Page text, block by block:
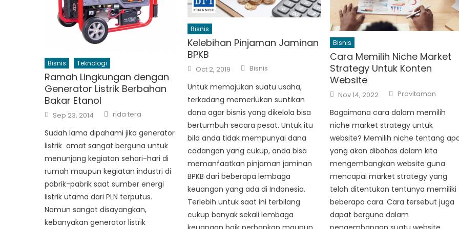
Bisnis Teknologi
Ramah Lingkungan dengan
Generator Listrik Berbahan
Bakar Etanol
Posted
on
Sep 23, 2014 Author
rida tera
Sudah lama dipahami jika generator
listrik amat sangat berguna untuk
menunjang kegiatan sehari-hari di
rumah maupun kegiatan industri di
pabrik-pabrik saat sumber energi
listrik utama dari PLN terputus.
Namun sangat disayangkan,
kebanyakan generator listrik
Bisnis
Kelebihan Pinjaman Jaminan
BPKB
Posted
on
Oct 2, 2019 Author
Bisnis
Untuk memajukan suatu usaha,
terkadang memerlukan suntikan
dana agar bisnis yang dikelola bisa
bertumbuh secara pesat. Untuk itu
bila anda tidak mempunyai dana
cadangan yang cukup, anda bisa
memanfaatkan pinjaman jaminan
BPKB dari beberapa lembaga
keuangan yang ada di Indonesia.
Terlebih untuk saat ini terbilang
cukup banyak sekali lembaga
Bisnis
Cara Memilih Niche Market
Strategy Untuk Konten
Website
Posted
on
Nov 14, 2022 Author
Provitamon
Bagaimana cara dalam memilih
niche market strategy untuk
website? Memilih niche tentang
yang akan dibahas dalam kita
mengembangkan website guna
mencapai market strategy yang
telah ditentukan tentunya memiliki
beberapa cara. Cara tersebut juga
dapat berguna dalam